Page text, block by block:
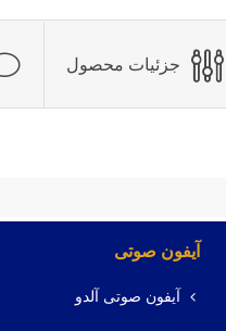
جزئیات محصول
آیفون صوتی
آیفون صوتی آلدو